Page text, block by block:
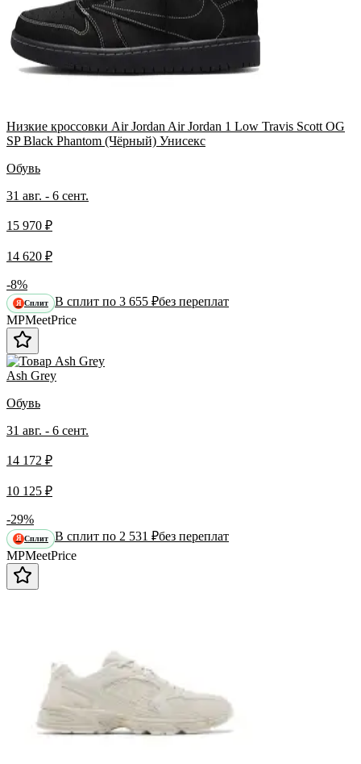
Низкие кроссовки Air Jordan Air Jordan 1 Low Travis Scott OG
SP Black Phantom (Чёрный) Унисекс
Обувь
31 авг. - 6 сент.
15 970 ₽
14 620 ₽
-8%
Я Сплит В сплит по 3 655 ₽без переплат
MPMeetPrice
Ash Grey
Обувь
31 авг. - 6 сент.
14 172 ₽
10 125 ₽
-29%
Я Сплит В сплит по 2 531 ₽без переплат
MPMeetPrice